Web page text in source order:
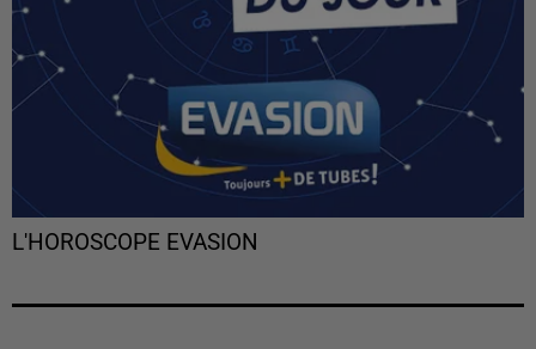
L'HOROSCOPE EVASION